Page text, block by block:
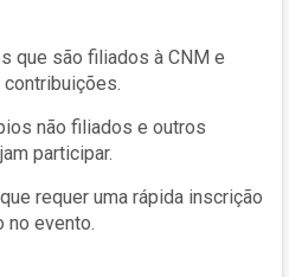
que são filiados à CNM e
não filiados e outros
participar.
requer uma rápida inscrição
no evento.